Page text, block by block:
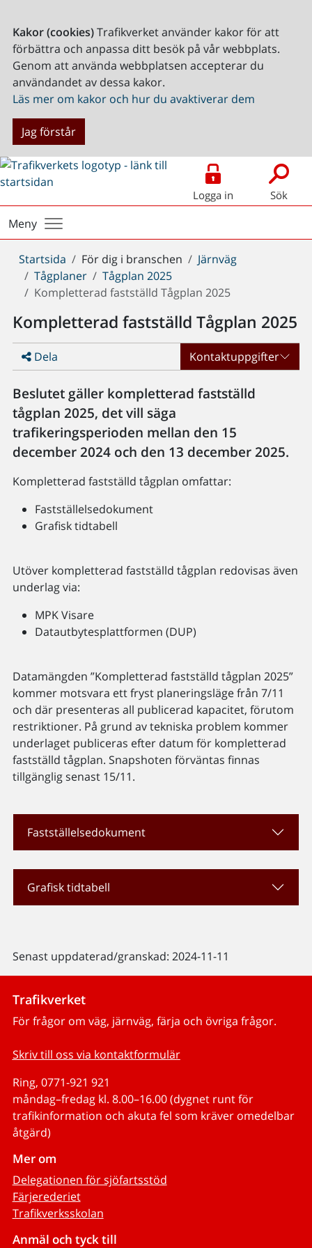
Kakor (cookies)Trafikverket använder kakor för att
förbättra och anpassa ditt besök på vår webbplats.
Genom att använda webbplatsen accepterar du
användandet av dessa kakor.
Läs mer om kakor och hur du avaktiverar dem
Jag förstår
Logga in Sök
Meny
Du
är
här:
Startsida För dig i branschen
Järnväg
Tågplaner
Tågplan 2025
Kompletterad fastställd Tågplan 2025
Kompletterad fastställd Tågplan 2025
Dela Kontaktuppgifter
Beslutet gäller kompletterad fastställd
tågplan 2025, det vill säga
trafikeringsperioden mellan den 15
december 2024 och den 13 december 2025.
Kompletterad fastställd tågplan omfattar:
Fastställelsedokument
Grafisk tidtabell
Utöver kompletterad fastställd tågplan redovisas även
underlag via:
MPK Visare
Datautbytesplattformen (DUP)
Datamängden ”Kompletterad fastställd tågplan 2025”
kommer motsvara ett fryst planeringsläge från 7/11
och där presenteras all publicerad kapacitet, förutom
restriktioner. På grund av tekniska problem kommer
underlaget publiceras efter datum för kompletterad
fastställd tågplan. Snapshoten förväntas finnas
tillgänglig senast 15/11.
Fastställelsedokument
Grafisk tidtabell
Senast uppdaterad/granskad: 2024-11-11
Trafikverket
För frågor om väg, järnväg, färja och övriga frågor.
Skriv till oss via kontaktformulär
Ring, 0771-921 921
måndag–fredag kl. 8.00–16.00 (dygnet runt för
trafikinformation och akuta fel som kräver omedelbar
åtgärd)
Mer om
Delegationen för sjöfartsstöd
Färjerederiet
Trafikverksskolan
Anmäl och tyck till